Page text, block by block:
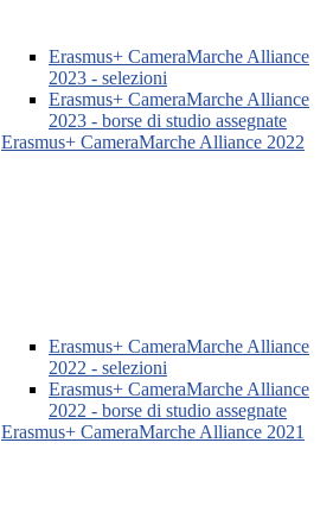
Erasmus+ CameraMarche Alliance
2023 - selezioni
Erasmus+ CameraMarche Alliance
2023 - borse di studio assegnate
Erasmus+ CameraMarche Alliance 2022
Erasmus+ CameraMarche Alliance
2022 - selezioni
Erasmus+ CameraMarche Alliance
2022 - borse di studio assegnate
Erasmus+ CameraMarche Alliance 2021